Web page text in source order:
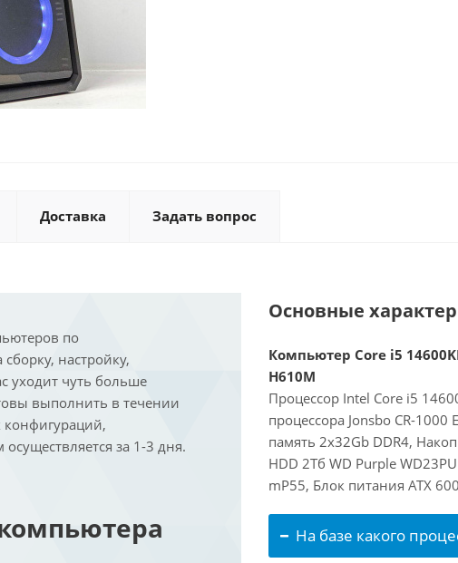
Доставка Задать вопрос
по
настройку,
уходит чуть больше
выполнить в течении
за 1-3 дня.
Основные
Компьютер Core i5
H610M
Процессор Intel Core i5
процессора Jonsbo CR-
память 2x32Gb DDR4,
HDD 2Тб WD Purple
mP55, Блок питания ATX
На базе какого